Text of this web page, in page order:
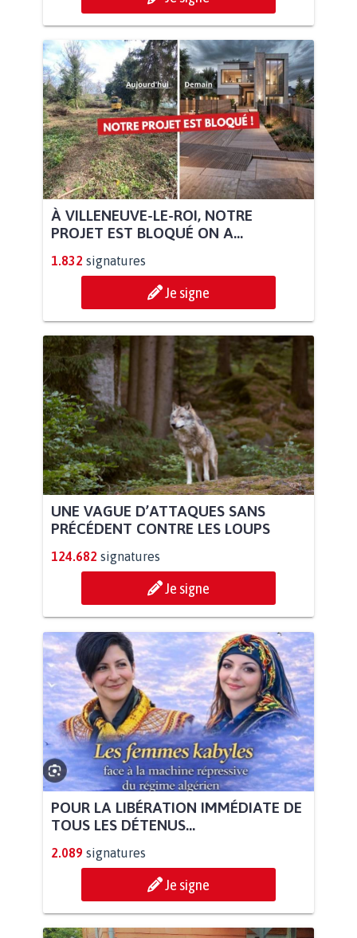
À VILLENEUVE-LE-ROI, NOTRE
PROJET EST BLOQUÉ ON A...
1.832 signatures
Je signe
UNE VAGUE D’ATTAQUES SANS
PRÉCÉDENT CONTRE LES LOUPS
124.682 signatures
Je signe
POUR LA LIBÉRATION IMMÉDIATE DE
TOUS LES DÉTENUS...
2.089 signatures
Je signe